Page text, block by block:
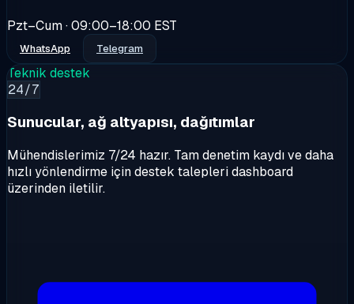
Pzt–Cum · 09:00–18:00 EST
WhatsApp Telegram
Teknik destek
24/7
Sunucular, ağ altyapısı, dağıtımlar
Mühendislerimiz 7/24 hazır. Tam denetim kaydı ve daha
hızlı yönlendirme için destek talepleri dashboard
üzerinden iletilir.